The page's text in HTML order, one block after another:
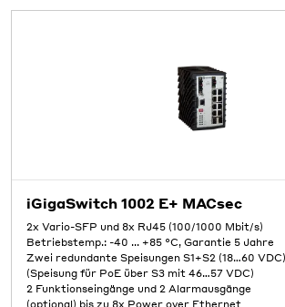
iGigaSwitch 1002 E+ MACsec
2x Vario-SFP und 8x RJ45 (100/1000 Mbit/s)
Betriebstemp.: -40 ... +85 °C, Garantie 5 Jahre
Zwei redundante Speisungen S1+S2 (18…60 VDC)
(Speisung für PoE über S3 mit 46…57 VDC)
2 Funktionseingänge und 2 Alarmausgänge
(optional) bis zu 8x Power over Ethernet